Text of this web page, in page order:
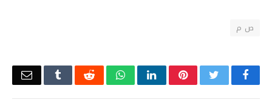
ص م
Facebook
Twitter
Pinterest
LinkedIn
WhatsApp
Reddit
Tumblr